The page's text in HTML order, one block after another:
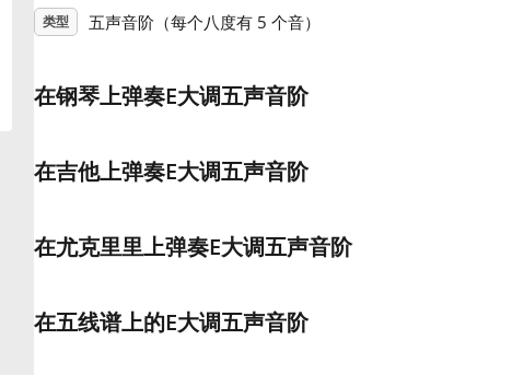
类型 五声音阶（每个八度有 5 个音）
在钢琴上弹奏E大调五声音阶
在吉他上弹奏E大调五声音阶
在尤克里里上弹奏E大调五声音阶
在五线谱上的E大调五声音阶